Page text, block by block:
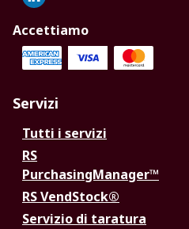
Accettiamo
Servizi
Tutti i servizi
RS
PurchasingManager™
RS VendStock®
Servizio di taratura